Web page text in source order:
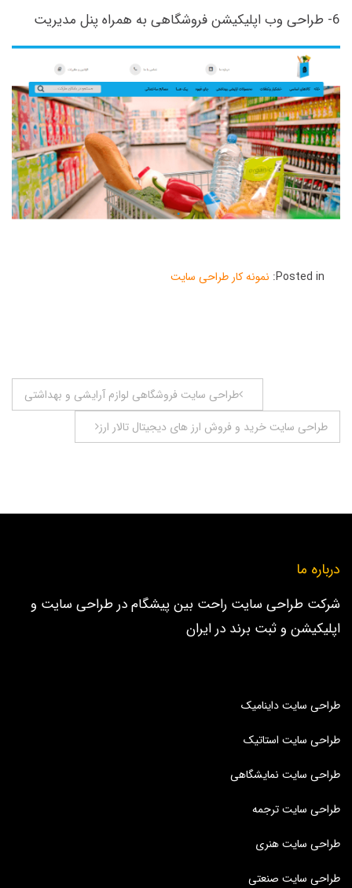
6- طراحی وب اپلیکیشن فروشگاهی به همراه پنل مدیریت
Posted in: نمونه کار طراحی سایت
نوشته
طراحی سایت فروشگاهی لوازم آرایشی و بهداشتی
طراحی سایت خرید و فروش ارز های دیجیتال تالار ارز
درباره ما
شرکت طراحی سایت راحت بین پیشگام در طراحی سایت و
اپلیکیشن و ثبت برند در ایران
طراحی سایت داینامیک
طراحی سایت استاتیک
طراحی سایت نمایشگاهی
طراحی سایت ترجمه
طراحی سایت هنری
طراحی سایت صنعتی